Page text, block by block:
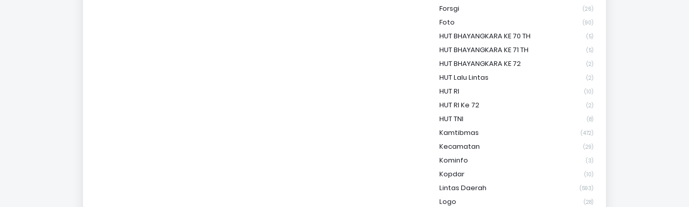
Forsgi (26)
Foto (90)
HUT BHAYANGKARA KE 70 TH (5)
HUT BHAYANGKARA KE 71 TH (5)
HUT BHAYANGKARA KE 72 (2)
HUT Lalu Lintas (2)
HUT RI (10)
HUT RI Ke 72 (2)
HUT TNI (8)
Kamtibmas (472)
Kecamatan (29)
Kominfo (3)
Kopdar (10)
Lintas Daerah (593)
Logo (28)